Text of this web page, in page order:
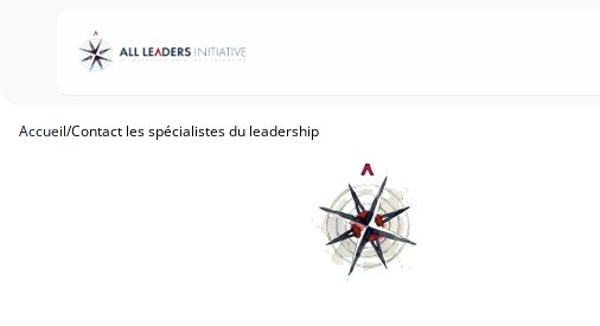
Accueil/Contact les spécialistes du leadership